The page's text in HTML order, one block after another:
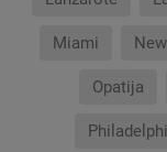
Miami
Opatija